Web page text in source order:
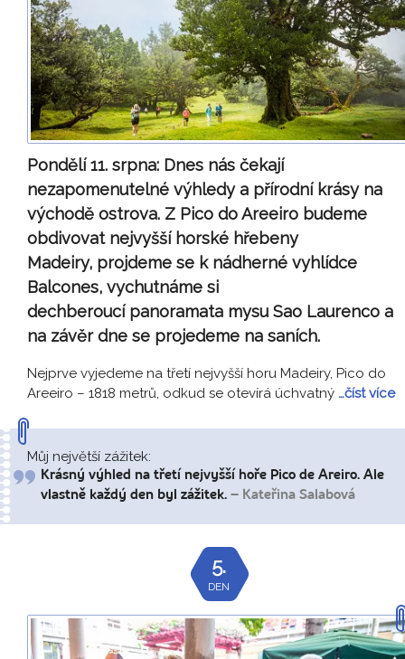
Pondělí 11. srpna: Dnes nás čekají
nezapomenutelné výhledy a přírodní krásy na
východě ostrova. Z Pico do Areeiro budeme
obdivovat nejvyšší horské hřebeny
Madeiry, projdeme se k nádherné vyhlídce
Balcones, vychutnáme si
dechberoucí panoramata mysu Sao Laurenco a
na závěr dne se projedeme na saních.
Nejprve vyjedeme na třetí nejvyšší horu Madeiry, Pico do
Areeiro – 1818 metrů, odkud se otevírá úchvatný …číst více
Můj největší zážitek:
Krásný výhled na třetí nejvyšší hoře Pico de Areiro. Ale
vlastně každý den byl zážitek. – Kateřina Salabová
5.
DEN